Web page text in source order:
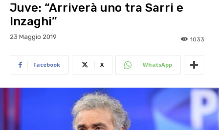
Juve: “Arriverà uno tra Sarri e
Inzaghi”
23 Maggio 2019 1033
Facebook X WhatsApp